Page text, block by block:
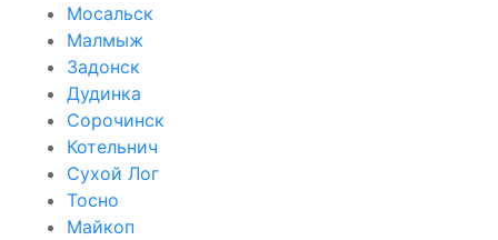
Мосальск
Малмыж
Задонск
Дудинка
Сорочинск
Котельнич
Сухой Лог
Тосно
Майкоп